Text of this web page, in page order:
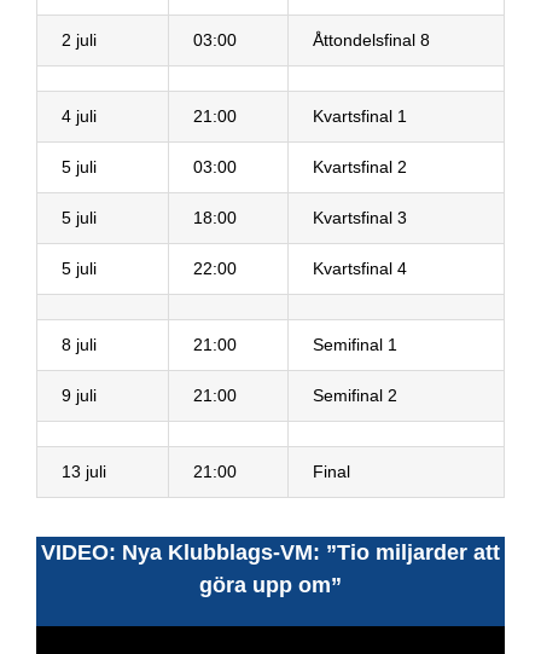
2 juli 03:00 Åttondelsfinal 8
4 juli 21:00 Kvartsfinal 1
5 juli 03:00 Kvartsfinal 2
5 juli 18:00 Kvartsfinal 3
5 juli 22:00 Kvartsfinal 4
8 juli 21:00 Semifinal 1
9 juli 21:00 Semifinal 2
13 juli 21:00 Final
VIDEO: Nya Klubblags-VM: ”Tio miljarder att
göra upp om”